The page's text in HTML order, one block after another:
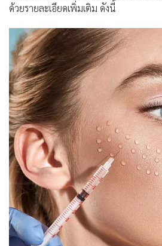
ด้วยรายละเอียดเพิ่มเติม ดังนี้